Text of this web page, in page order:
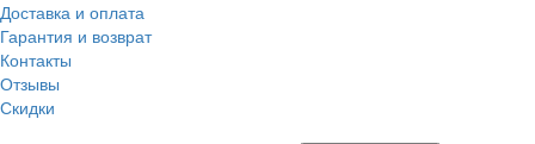
Доставка и оплата
Гарантия и возврат
Контакты
Отзывы
Скидки